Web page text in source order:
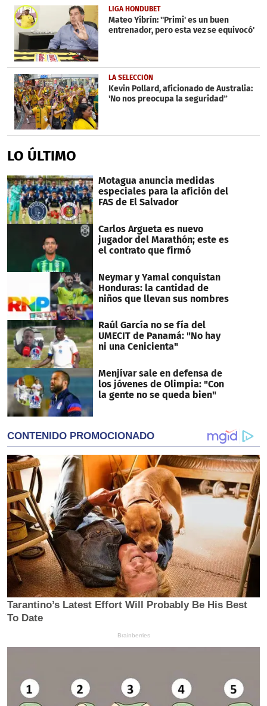
LIGA HONDUBET
Mateo Yibrín: ''Primi' es un buen
entrenador, pero esta vez se equivocó'
LA SELECCIÓN
Kevin Pollard, aficionado de Australia:
'No nos preocupa la seguridad”
LO ÚLTIMO
Motagua anuncia medidas
especiales para la afición del
FAS de El Salvador
Carlos Argueta es nuevo
jugador del Marathón; este es
el contrato que firmó
Neymar y Yamal conquistan
Honduras: la cantidad de
niños que llevan sus nombres
Raúl García no se fía del
UMECIT de Panamá: "No hay
ni una Cenicienta"
Menjívar sale en defensa de
los jóvenes de Olimpia: "Con
la gente no se queda bien"